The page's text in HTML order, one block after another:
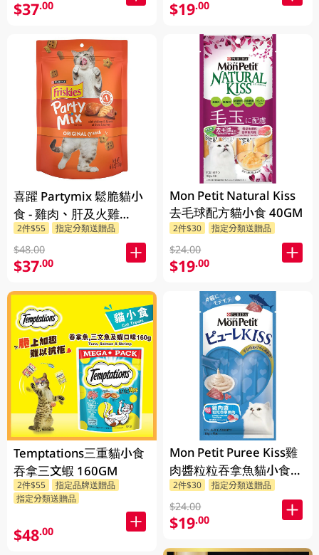
$37.00
喜躍 Partymix 鬆脆貓小
食 - 雞肉、肝及火雞
170GM
2件$55 指定分類送贈品
$48.00
$37.00
Temptations三重貓小食
吞拿三文蝦 160GM
2件$55
指定品牌送贈品
指定分類送贈品
$48.00
$19.00
Mon Petit Natural Kiss
去毛球配方貓小食 40GM
2件$30 指定分類送贈品
$24.00
$19.00
Mon Petit Puree Kiss雞
肉醬粒粒吞拿魚貓小食
40GM
2件$30 指定分類送贈品
$24.00
$19.00